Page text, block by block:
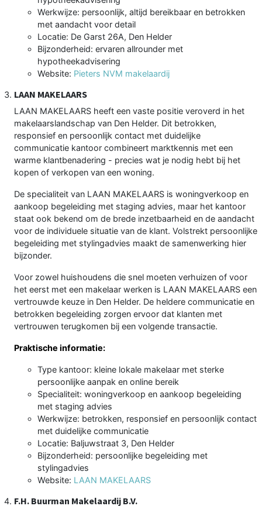
Werkwijze: persoonlijk, altijd bereikbaar en betrokken
met aandacht voor detail
Locatie: De Garst 26A, Den Helder
Bijzonderheid: ervaren allrounder met
hypotheekadvisering
Website: Pieters NVM makelaardij
LAAN MAKELAARS
LAAN MAKELAARS heeft een vaste positie veroverd in het
makelaarslandschap van Den Helder. Dit betrokken,
responsief en persoonlijk contact met duidelijke
communicatie kantoor combineert marktkennis met een
warme klantbenadering - precies wat je nodig hebt bij het
kopen of verkopen van een woning.
De specialiteit van LAAN MAKELAARS is woningverkoop en
aankoop begeleiding met staging advies, maar het kantoor
staat ook bekend om de brede inzetbaarheid en de aandacht
voor de individuele situatie van de klant. Volstrekt persoonlijke
begeleiding met stylingadvies maakt de samenwerking hier
bijzonder.
Voor zowel huishoudens die snel moeten verhuizen of voor
het eerst met een makelaar werken is LAAN MAKELAARS een
vertrouwde keuze in Den Helder. De heldere communicatie en
betrokken begeleiding zorgen ervoor dat klanten met
vertrouwen terugkomen bij een volgende transactie.
Praktische informatie:
Type kantoor: kleine lokale makelaar met sterke
persoonlijke aanpak en online bereik
Specialiteit: woningverkoop en aankoop begeleiding
met staging advies
Werkwijze: betrokken, responsief en persoonlijk contact
met duidelijke communicatie
Locatie: Baljuwstraat 3, Den Helder
Bijzonderheid: persoonlijke begeleiding met
stylingadvies
Website: LAAN MAKELAARS
F.H. Buurman Makelaardij B.V.